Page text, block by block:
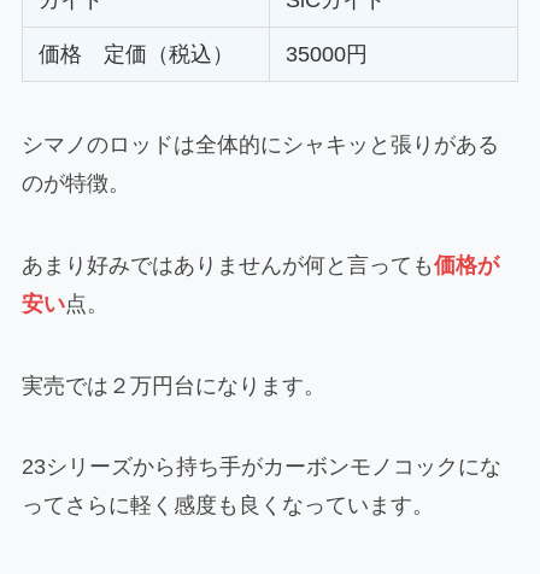
価格 定価（税込） 35000円
シマノのロッドは全体的にシャキッと張りがある
のが特徴。
あまり好みではありませんが何と言っても価格が
安い点。
実売では２万円台になります。
23シリーズから持ち手がカーボンモノコックにな
ってさらに軽く感度も良くなっています。